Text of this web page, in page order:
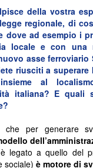
della vostra
regionale, di
dove ad esempio i
locale e con una
asse ferroviario
riusciti a
al
italiana? E
che per generare
è legato a quello del
sociale) è motore di